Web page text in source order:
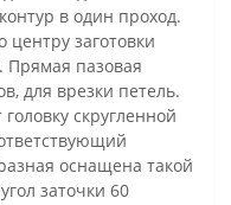
в один проход.
центру заготовки
Прямая пазовая
для врезки петель.
скругленной
оснащена такой
заточки 60